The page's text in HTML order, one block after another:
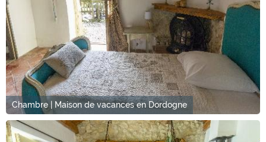
Chambre | Maison de vacances en Dordogne